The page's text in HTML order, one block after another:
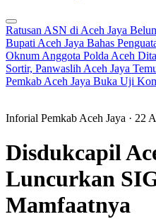
Ratusan ASN di Aceh Jaya
Bupati Aceh Jaya Bahas
Oknum Anggota Polda Aceh
Sortir, Panwaslih Aceh Jaya
Pemkab Aceh Jaya Buka Uji
Inforial Pemkab Aceh Jaya · 22
Disdukcapil
Luncurkan
Mamfaatnya